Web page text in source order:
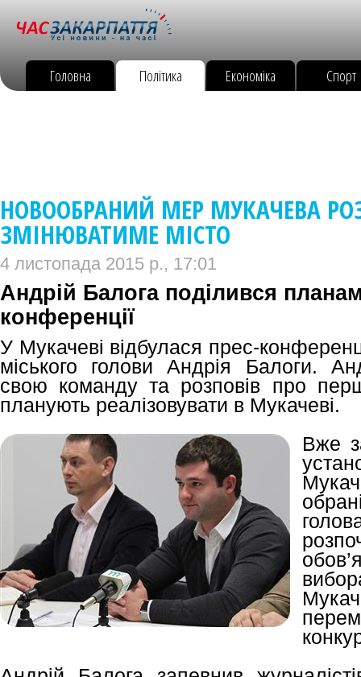
Головна Політика Економіка Спорт
НОВООБРАНИЙ МЕР МУКАЧЕВА
ЗМІНЮВАТИМЕ МІСТО
4 листопада 2015 р., 17:01
Андрій Балога поділився
конференції
У Мукачеві відбулася прес-
міського голови Андрія Балоги.
свою команду та розповів про
планують реалізовувати в Мукачеві.
Вже